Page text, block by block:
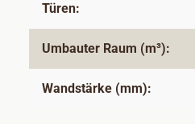
Türen:
Umbauter Raum (m³):
Wandstärke (mm):